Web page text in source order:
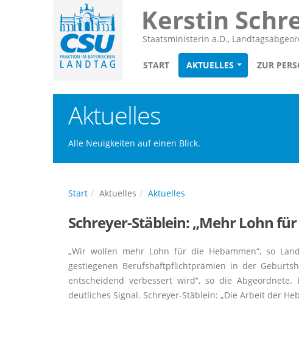
Kerstin
Staatsministerin a.D.,
START AKTUELLES ZUR
Aktuelles
Alle Neuigkeiten auf einen Blick.
Start Aktuelles Aktuelles
Schreyer-Stäblein: „Mehr Lohn
Wir wollen mehr Lohn für die Hebammen“, so
gestiegenen Berufshaftpflichtprämien in der
entscheidend verbessert wird“, so die
deutliches Signal. Schreyer-Stäblein: „Die Arbeit der